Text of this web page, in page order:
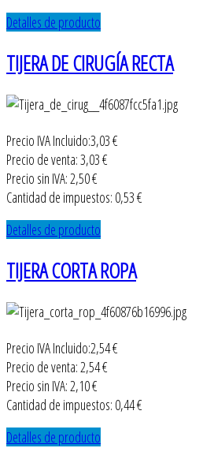
Detalles de producto
TIJERA DE CIRUGÍA RECTA
Precio IVA Incluido:3,03 €
Precio de venta:3,03 €
Precio sin IVA: 2,50 €
Cantidad de impuestos: 0,53 €
Detalles de producto
TIJERA CORTA ROPA
Precio IVA Incluido:2,54 €
Precio de venta:2,54 €
Precio sin IVA:2,10 €
Cantidad de impuestos: 0,44 €
Detalles de producto